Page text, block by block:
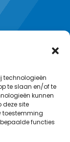
technologieën
te slaan en/of te
kunnen
deze site
toestemming
functies